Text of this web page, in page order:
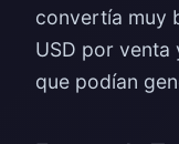
convertía muy
USD por venta
que podían